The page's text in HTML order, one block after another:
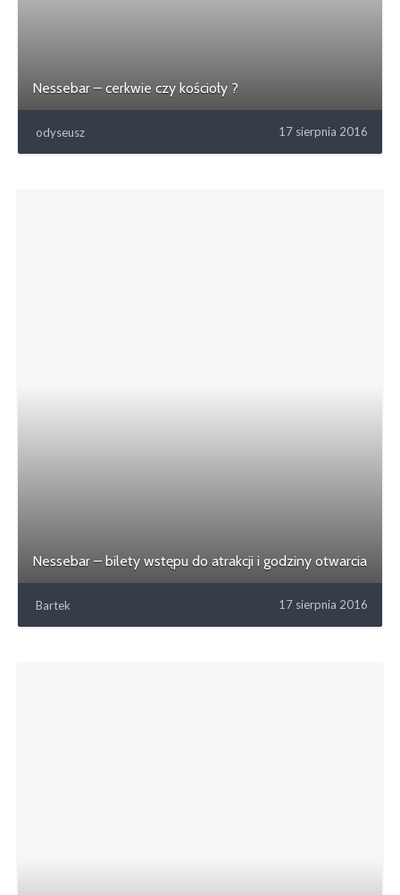
Nessebar – cerkwie czy kościoły ?
odyseusz 17 sierpnia 2016
Nessebar – bilety wstępu do atrakcji i godziny otwarcia
Bartek 17 sierpnia 2016